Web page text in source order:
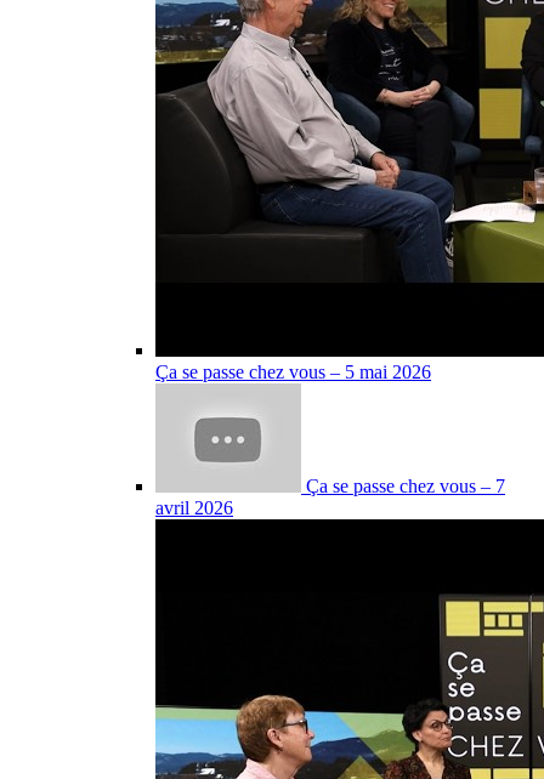
Ça se passe chez vous – 5 mai 2026
Ça se passe chez vous – 7
avril 2026